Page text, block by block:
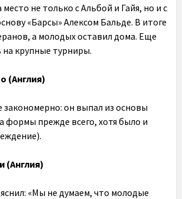
место не только с Альбой и Гайя, но и с
«Барсы» Алексом Бальде. В итоге
а молодых оставил дома. Еще
на крупные турниры.
(Англия)
он выпал из основы
формы прежде всего, хотя было и
(Англия)
«Мы не думаем, что молодые